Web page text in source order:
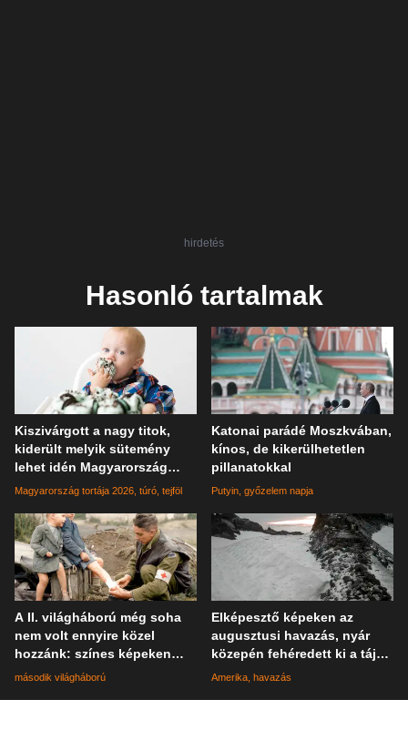
hirdetés
Hasonló tartalmak
Kiszivárgott a nagy titok,
kiderült melyik sütemény
lehet idén Magyarország
tortája
Magyarország tortája 2026 túró tejföl
Katonai parádé Moszkvában,
kínos, de kikerülhetetlen
pillanatokkal
Putyin győzelem napja
A II. világháború még soha
nem volt ennyire közel
hozzánk: színes képeken
elevenednek meg a katonák
második világháború
Elképesztő képeken az
augusztusi havazás, nyár
közepén fehéredett ki a táj
Kaliforniában
Amerika havazás